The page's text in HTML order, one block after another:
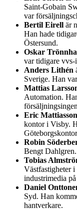
Saint-Gobain
var
Bertil Eirell är
Han hade
Östersund.
Oskar
var tidigare
Anders Lithén
Sverige. Han
Mattias
Automation.
Eric Mattiasson
kontor i Visby.
Robin
Bengt
Tobias
Västfastigheter
industrimedia
Daniel
Syd. Han
hantverkare.